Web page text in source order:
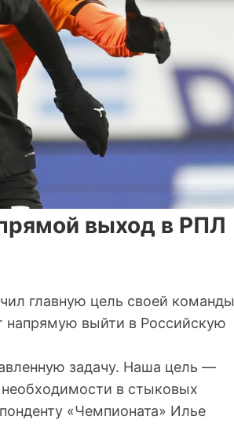
выход в РПЛ
главную цель своей команды
напрямую выйти в Российскую
задачу. Наша цель —
в стыковых
«Чемпионата» Илье